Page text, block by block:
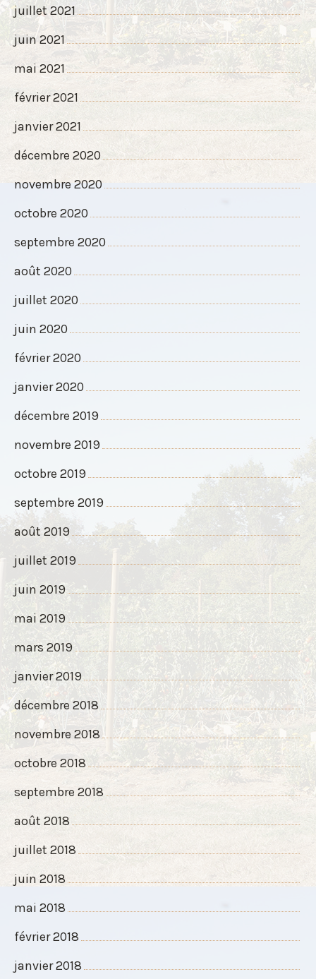
juillet 2021
juin 2021
mai 2021
février 2021
janvier 2021
décembre 2020
novembre 2020
octobre 2020
septembre 2020
août 2020
juillet 2020
juin 2020
février 2020
janvier 2020
décembre 2019
novembre 2019
octobre 2019
septembre 2019
août 2019
juillet 2019
juin 2019
mai 2019
mars 2019
janvier 2019
décembre 2018
novembre 2018
octobre 2018
septembre 2018
août 2018
juillet 2018
juin 2018
mai 2018
février 2018
janvier 2018